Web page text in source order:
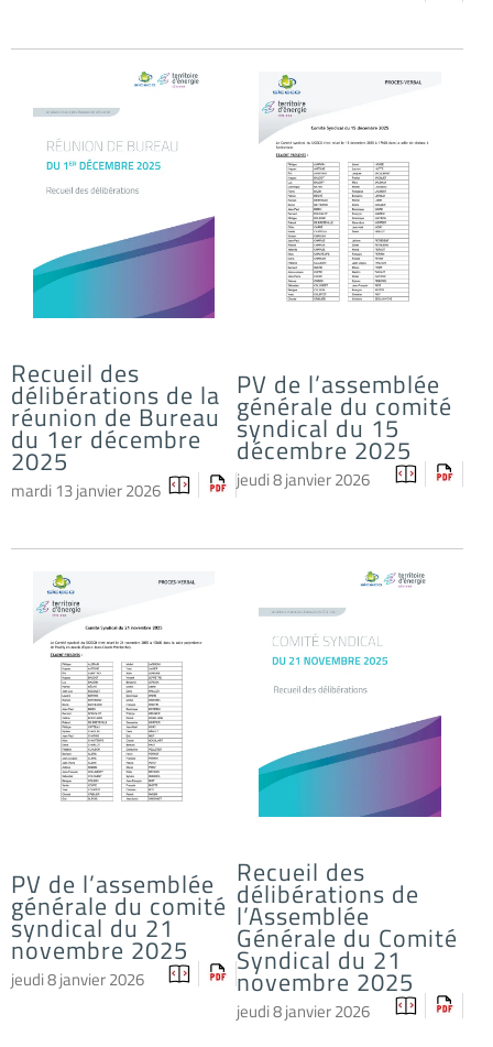
Recueil des
délibérations de la
réunion de Bureau
du 1er décembre
2025
mardi 13 janvier 2026
PV de l’assemblée
générale du comité
syndical du 15
décembre 2025
jeudi 8 janvier 2026
PV de l’assemblée
générale du comité
syndical du 21
novembre 2025
jeudi 8 janvier 2026
Recueil des
délibérations de
l’Assemblée
Générale du Comité
Syndical du 21
novembre 2025
jeudi 8 janvier 2026